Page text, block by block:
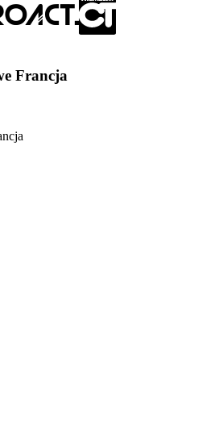
Francja